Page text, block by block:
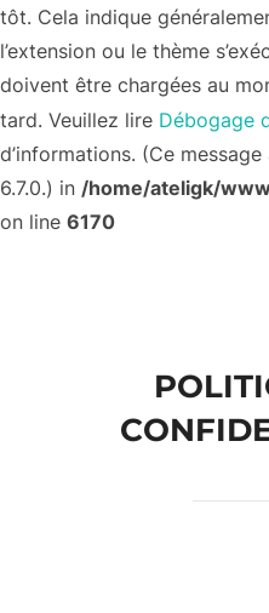
tôt. Cela indique
l’extension ou le thème
doivent être chargées au
tard. Veuillez lire Débogage
d’informations. (Ce
6.7.0.) in /home/ateligk/
on line 6170